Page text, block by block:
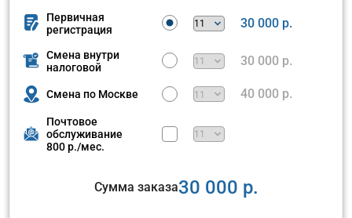
Первичная
регистрация
30 000 р.
Смена внутри
налоговой
30 000 р.
Смена по Москве 40 000 р.
Почтовое
обслуживание
800 р./мес.
Сумма заказа30 000 р.